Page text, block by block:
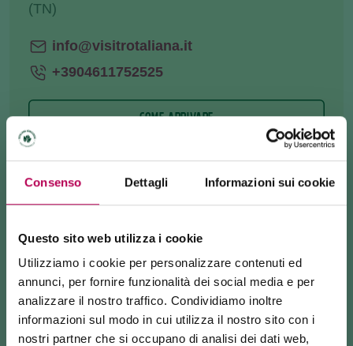
Consenso Dettagli Informazioni sui cookie
Questo sito web utilizza i cookie
Utilizziamo i cookie per personalizzare contenuti ed
annunci, per fornire funzionalità dei social media e per
analizzare il nostro traffico. Condividiamo inoltre
informazioni sul modo in cui utilizza il nostro sito con i
nostri partner che si occupano di analisi dei dati web,
nascosta nella natura, dovete percorrere un breve
sentiero saliscendi che parte a lato del
Giardino dei
Ciucioi
a Lavis.
(TN)
info@visitrotaliana.it
+3904611752525
COME ARRIVARE
RICHIEDI INFORMAZIONI